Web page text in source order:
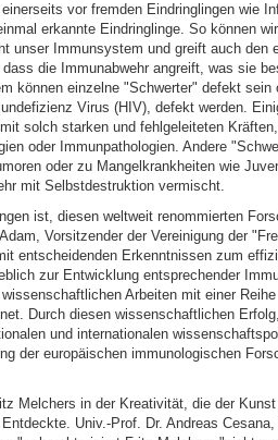
vor fremden Eindringlingen wie
erkannte Eindringlinge. So können
unser Immunsystem und greift auch den
die Immunabwehr angreift, was sie
können einzelne "Schwerter" defekt sein
Virus (HIV), defekt werden.
solch starken und fehlgeleiteten
oder Immunpathologien. Andere
oder zu Mangelkrankheiten wie
mit Selbstdestruktion vermischt.
ist, diesen weltweit renommierten
Vorsitzender der Vereinigung der
entscheidenden Erkenntnissen zum
zur Entwicklung entsprechender
Arbeiten mit einer
Durch diesen wissenschaftlichen
und internationalen
der europäischen immunologischen
Melchers in der Kreativität, die der Kunst
Univ.-Prof. Dr. Andreas Cesana,